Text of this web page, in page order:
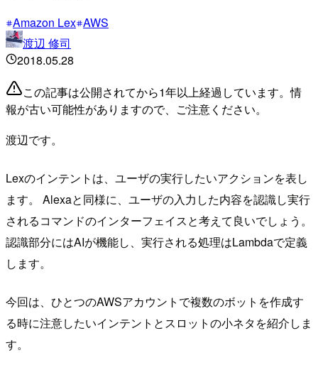
Amazon Lex AWS
渡辺 修司
2018.05.28
この記事は公開されてから1年以上経過しています。情
報が古い可能性がありますので、ご注意ください。
渡辺です。
Lexのインテントは、ユーザの実行したいアクションを表し
ます。 Alexaと同様に、ユーザの入力した内容を認識し実行
されるコマンドのインターフェイスと考えて良いでしょう。
認識部分にはAIが機能し、実行される処理はLambdaで定義
します。
今回は、ひとつのAWSアカウントで複数のボットを作成す
る時に注意したいインテントとスロットの小ネタを紹介しま
す。